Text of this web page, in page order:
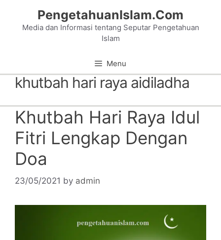
content
PengetahuanIslam.Com
Media dan Informasi tentang Seputar Pengetahuan
Islam
Menu
khutbah hari raya aidiladha
Khutbah Hari Raya Idul
Fitri Lengkap Dengan
Doa
23/05/2021 by admin